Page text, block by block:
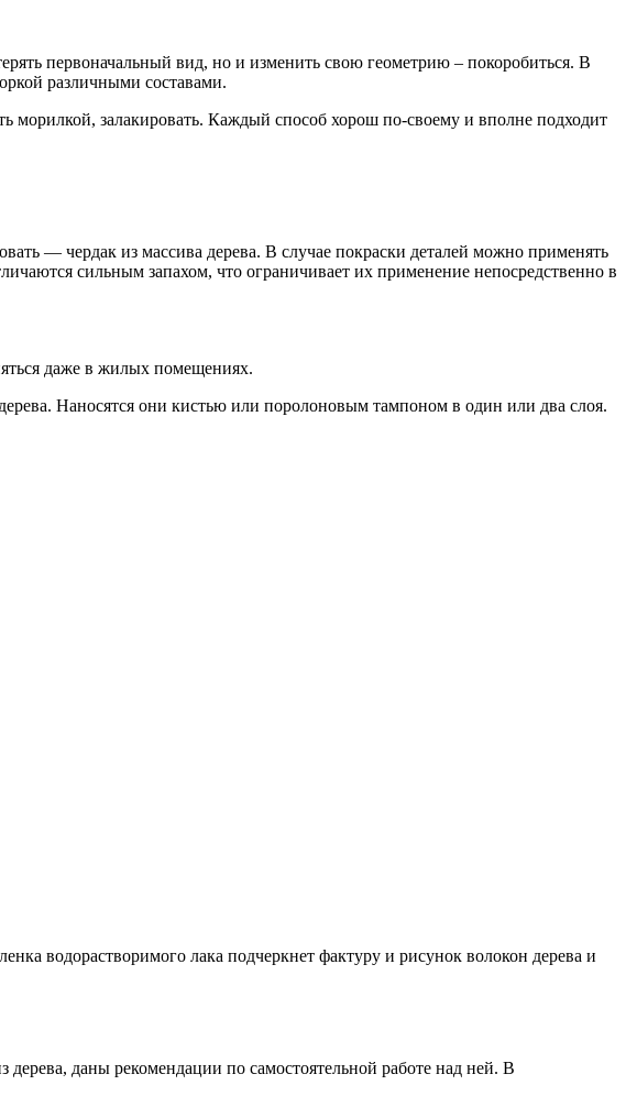
первоначальный вид, но и изменить свою геометрию – покоробиться. В
различными составами.
морилкой, залакировать. Каждый способ хорош по-своему и вполне подходит
— чердак из массива дерева. В случае покраски деталей можно применять
сильным запахом, что ограничивает их применение непосредственно в
даже в жилых помещениях.
Наносятся они кистью или поролоновым тампоном в один или два слоя.
водорастворимого лака подчеркнет фактуру и рисунок волокон дерева и
даны рекомендации по самостоятельной работе над ней. В